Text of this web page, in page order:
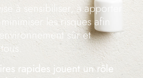
à sensibiliser, à apporter
les risques afin
sûr et
rapides jouent un rôle